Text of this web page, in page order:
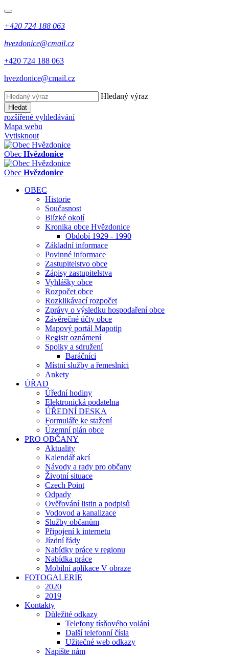
+420 724 188 063
hvezdonice@cmail.cz
+420 724 188 063
hvezdonice@cmail.cz
Hledaný výraz
Hledat
rozšířené vyhledávání
Mapa webu
Vytisknout
Obec Hvězdonice
Obec Hvězdonice
OBEC
Historie
Současnost
Blízké okolí
Kronika obce Hvězdonice
Období 1929 - 1990
Základní informace
Povinné informace
Zastupitelstvo obce
Zápisy zastupitelstva
Vyhlášky obce
Rozpočet obce
Rozklikávací rozpočet
Zprávy o výsledku hospodaření obce
Závěrečné účty obce
Mapový portál Mapotip
Registr oznámení
Spolky a sdružení
Baráčníci
Místní služby a řemeslníci
Ankety
ÚŘAD
Úřední hodiny
Elektronická podatelna
ÚŘEDNÍ DESKA
Formuláře ke stažení
Územní plán obce
PRO OBČANY
Aktuality
Kalendář akcí
Návody a rady pro občany
Životní situace
Czech Point
Odpady
Ověřování listin a podpisů
Vodovod a kanalizace
Služby občanům
Připojení k internetu
Jízdní řády
Nabídky práce v regionu
Nabídka práce
Mobilní aplikace V obraze
FOTOGALERIE
2020
2019
Kontakty
Důležité odkazy
Telefony tísňového volání
Další telefonní čísla
Užitečné web odkazy
Napište nám